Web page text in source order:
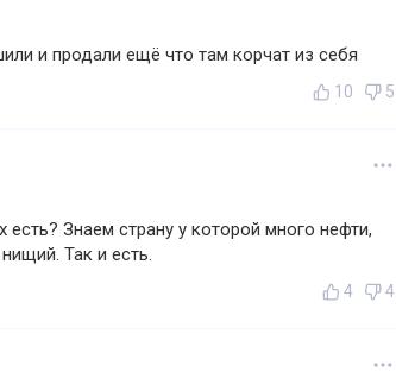
и продали ещё что там корчат из себя
10 5
Знаем страну у которой много нефти,
Так и есть.
4 4